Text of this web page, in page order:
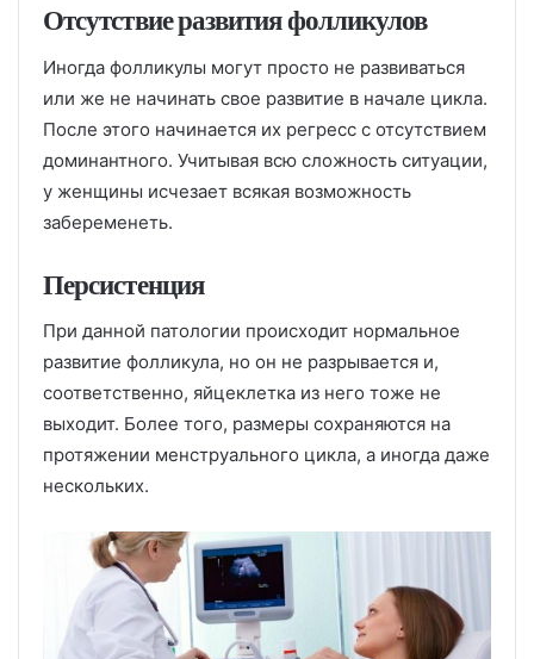
Отсутствие развития фолликулов
Иногда фолликулы могут просто не развиваться
или же не начинать свое развитие в начале цикла.
После этого начинается их регресс с отсутствием
доминантного. Учитывая всю сложность ситуации,
у женщины исчезает всякая возможность
забеременеть.
Персистенция
При данной патологии происходит нормальное
развитие фолликула, но он не разрывается и,
соответственно, яйцеклетка из него тоже не
выходит. Более того, размеры сохраняются на
протяжении менструального цикла, а иногда даже
нескольких.